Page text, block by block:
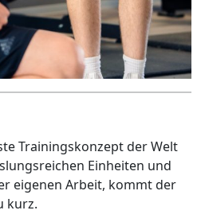
Trainingskonzept der Welt
Einheiten und
eigenen Arbeit, kommt der
kurz.